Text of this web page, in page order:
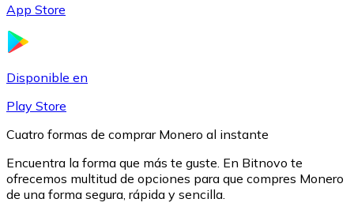
App Store
Disponible en
Play Store
Cuatro formas de comprar Monero al instante
Encuentra la forma que más te guste. En Bitnovo te
ofrecemos multitud de opciones para que compres Monero
de una forma segura, rápida y sencilla.